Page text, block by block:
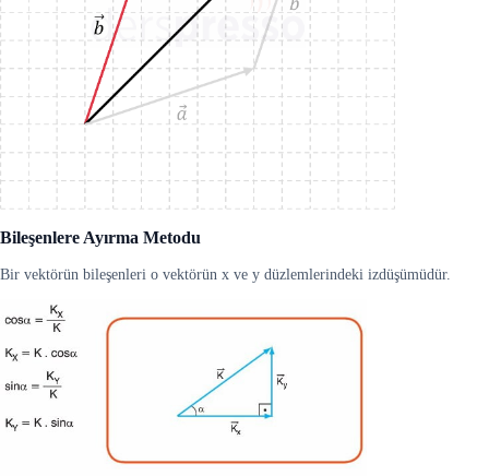
Bileşenlere Ayırma Metodu
Bir vektörün bileşenleri o vektörün x ve y düzlemlerindeki izdüşümüdür.